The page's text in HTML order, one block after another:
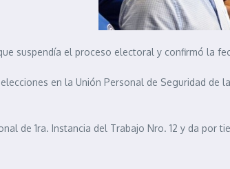
suspendía el proceso electoral y confirmó la
en la Unión Personal de Seguridad de
de 1ra. Instancia del Trabajo Nro. 12 y da